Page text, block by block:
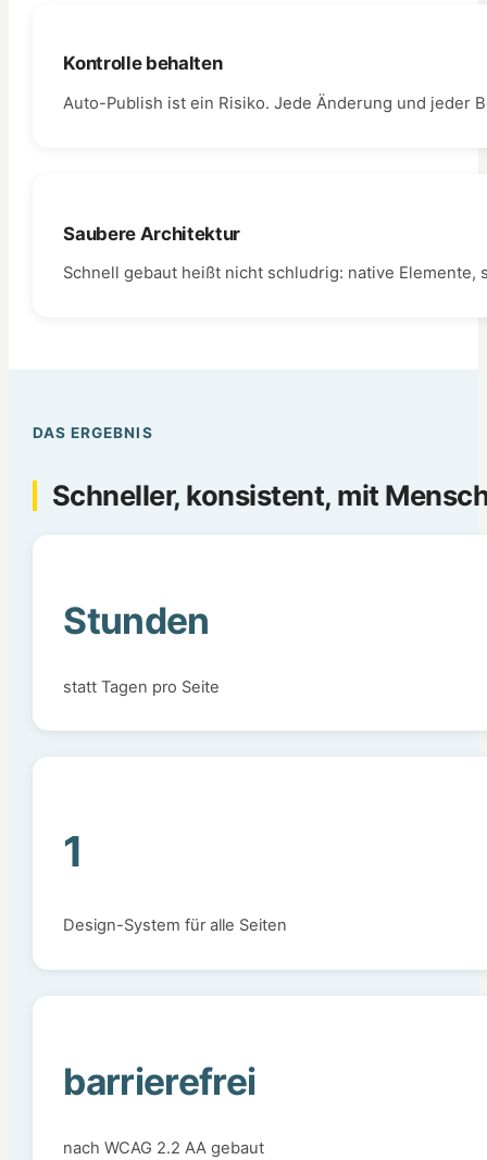
Kontrolle behalten
Auto-Publish ist ein Risiko. Jede Änderung und jeder
Saubere Architektur
Schnell gebaut heißt nicht schludrig: native
DAS ERGEBNIS
Schneller, konsistent, mit
Stunden
statt Tagen pro Seite
1
Design-System für alle Seiten
barrierefrei
nach WCAG 2.2 AA gebaut